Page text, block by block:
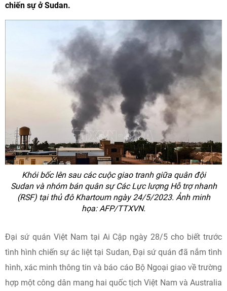
chiến sự ở Sudan.
Khói bốc lên sau các cuộc giao tranh giữa quân đội
Sudan và nhóm bán quân sự Các Lực lượng Hỗ trợ nhanh
(RSF) tại thủ đô Khartoum ngày 24/5/2023. Ảnh minh
họa: AFP/TTXVN.
Đại sứ quán Việt Nam tại Ai Cập ngày 28/5 cho biết trước
tình hình chiến sự ác liệt tại Sudan, Đại sứ quán đã nắm tình
hình, xác minh thông tin và báo cáo Bộ Ngoại giao về trường
hợp một công dân mang hai quốc tịch Việt Nam và Australia